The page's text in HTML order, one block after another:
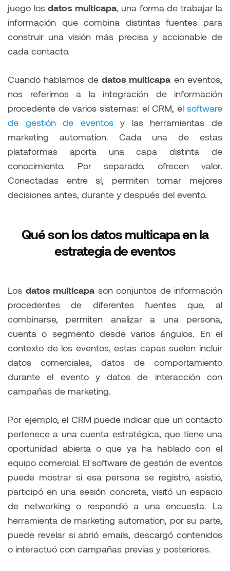
juego los datos multicapa, una forma de trabajar la
información que combina distintas fuentes para
construir una visión más precisa y accionable de
cada contacto.
Cuando hablamos de datos multicapa en eventos,
nos referimos a la integración de información
procedente de varios sistemas: el CRM, elsoftware
de gestión de eventosy las herramientas de
marketing automation. Cada una de estas
plataformas aporta una capa distinta de
conocimiento. Por separado, ofrecen valor.
Conectadas entre sí, permiten tomar mejores
decisiones antes, durante y después del evento.
Qué son los datos multicapa en la
estrategia de eventos
Los datos multicapa son conjuntos de información
procedentes de diferentes fuentes que, al
combinarse, permiten analizar a una persona,
cuenta o segmento desde varios ángulos. En el
contexto de los eventos, estas capas suelen incluir
datos comerciales, datos de comportamiento
durante el evento y datos de interacción con
campañas de marketing.
Por ejemplo, el CRM puede indicar que un contacto
pertenece a una cuenta estratégica, que tiene una
oportunidad abierta o que ya ha hablado con el
equipo comercial. El software de gestión de eventos
puede mostrar si esa persona se registró, asistió,
participó en una sesión concreta, visitó un espacio
de networking o respondió a una encuesta. La
herramienta de marketing automation, por su parte,
puede revelar si abrió emails, descargó contenidos
o interactuó con campañas previas y posteriores.